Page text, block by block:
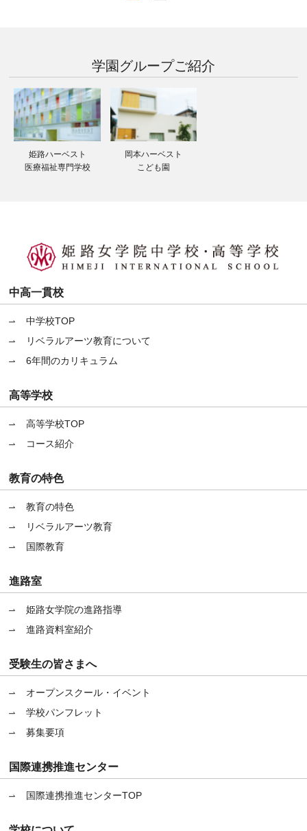
学園グループご紹介
姫路ハーベスト
医療福祉専門学校
岡本ハーベスト
こども園
中高一貫校
中学校TOP
リベラルアーツ教育について
6年間のカリキュラム
高等学校
高等学校TOP
コース紹介
教育の特色
教育の特色
リベラルアーツ教育
国際教育
進路室
姫路女学院の進路指導
進路資料室紹介
受験生の皆さまへ
オープンスクール・イベント
学校パンフレット
募集要項
国際連携推進センター
国際連携推進センターTOP